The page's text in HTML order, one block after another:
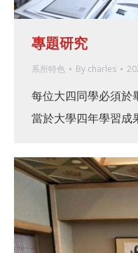
專題研究
系所特色 By charles
每位大四同學必須於
當於大學四年學習成